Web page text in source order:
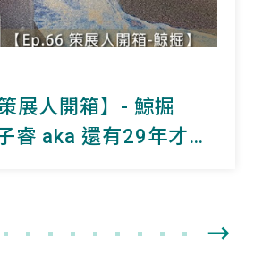
展人開箱】- 鯨掘
睿 aka 還有29年才退